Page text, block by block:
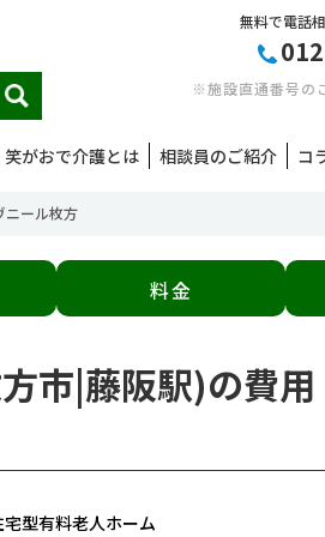
無料で電話
※施設直通番号の
笑がおで介護とは 相談員のご紹介 コ
ニール枚方
料金
市|藤阪駅)の費
宅型有料老人ホーム